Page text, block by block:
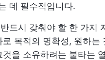
데 필수적입니다.
드시 갖춰야 할 한 가지
로 목적의 명확성, 원하는
을 소유하려는 불타는